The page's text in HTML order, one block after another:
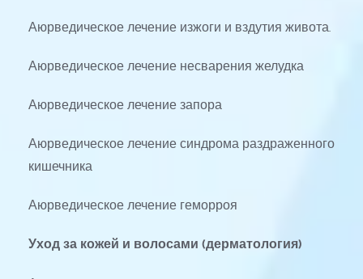
Аюрведическое лечение изжоги и вздутия живота.
Аюрведическое лечение несварения желудка
Аюрведическое лечение запора
Аюрведическое лечение синдрома раздраженного
кишечника
Аюрведическое лечение геморроя
Уход за кожей и волосами (дерматология)